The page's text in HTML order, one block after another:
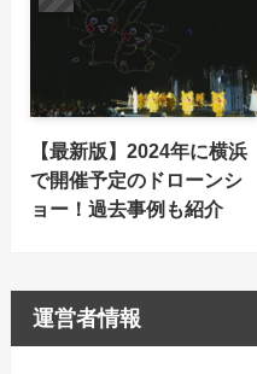
【最新版】2024年に横浜
で開催予定のドローンシ
ョー！過去事例も紹介
運営者情報